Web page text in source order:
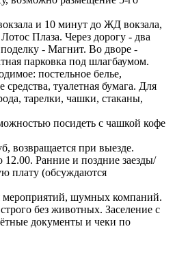
и 10 минут до ЖД вокзала,
Плаза. Через дорогу - два
- Магнит. Во дворе -
парковка под шлагбаумом.
постельное белье,
туалетная бумага. Для
тарелки, чашки, стаканы,
посидеть с чашкой кофе
возвращается при выезде.
12.00. Ранние и поздние заезды/
плату (обсуждаются
мероприятий, шумных компаний.
без животных. Заселение с
документы и чеки по